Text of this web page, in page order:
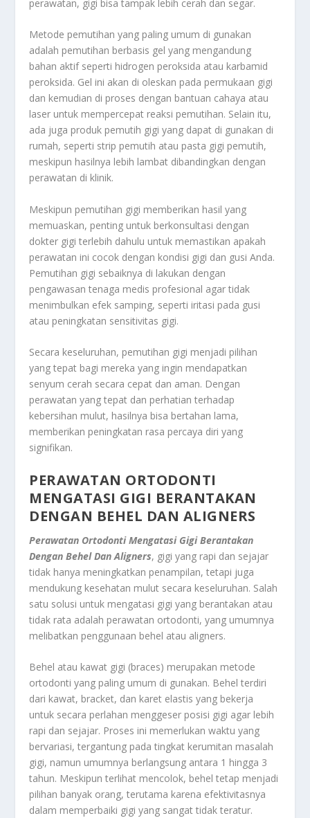
perawatan, gigi bisa tampak lebih cerah dan segar.
Metode pemutihan yang paling umum di gunakan
adalah pemutihan berbasis gel yang mengandung
bahan aktif seperti hidrogen peroksida atau karbamid
peroksida. Gel ini akan di oleskan pada permukaan gigi
dan kemudian di proses dengan bantuan cahaya atau
laser untuk mempercepat reaksi pemutihan. Selain itu,
ada juga produk pemutih gigi yang dapat di gunakan di
rumah, seperti strip pemutih atau pasta gigi pemutih,
meskipun hasilnya lebih lambat dibandingkan dengan
perawatan di klinik.
Meskipun pemutihan gigi memberikan hasil yang
memuaskan, penting untuk berkonsultasi dengan
dokter gigi terlebih dahulu untuk memastikan apakah
perawatan ini cocok dengan kondisi gigi dan gusi Anda.
Pemutihan gigi sebaiknya di lakukan dengan
pengawasan tenaga medis profesional agar tidak
menimbulkan efek samping, seperti iritasi pada gusi
atau peningkatan sensitivitas gigi.
Secara keseluruhan, pemutihan gigi menjadi pilihan
yang tepat bagi mereka yang ingin mendapatkan
senyum cerah secara cepat dan aman. Dengan
perawatan yang tepat dan perhatian terhadap
kebersihan mulut, hasilnya bisa bertahan lama,
memberikan peningkatan rasa percaya diri yang
signifikan.
PERAWATAN ORTODONTI
MENGATASI GIGI BERANTAKAN
DENGAN BEHEL DAN ALIGNERS
Perawatan Ortodonti Mengatasi Gigi Berantakan
Dengan Behel Dan Aligners, gigi yang rapi dan sejajar
tidak hanya meningkatkan penampilan, tetapi juga
mendukung kesehatan mulut secara keseluruhan. Salah
satu solusi untuk mengatasi gigi yang berantakan atau
tidak rata adalah perawatan ortodonti, yang umumnya
melibatkan penggunaan behel atau aligners.
Behel atau kawat gigi (braces) merupakan metode
ortodonti yang paling umum di gunakan. Behel terdiri
dari kawat, bracket, dan karet elastis yang bekerja
untuk secara perlahan menggeser posisi gigi agar lebih
rapi dan sejajar. Proses ini memerlukan waktu yang
bervariasi, tergantung pada tingkat kerumitan masalah
gigi, namun umumnya berlangsung antara 1 hingga 3
tahun. Meskipun terlihat mencolok, behel tetap menjadi
pilihan banyak orang, terutama karena efektivitasnya
dalam memperbaiki gigi yang sangat tidak teratur.